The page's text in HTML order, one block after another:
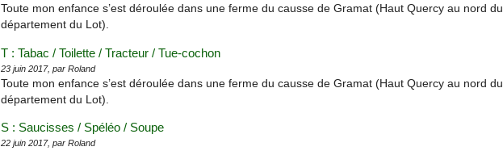
Toute mon enfance s’est déroulée dans une ferme du causse de Gramat (Haut Quercy au nord du
département du Lot).
T : Tabac / Toilette / Tracteur / Tue-cochon
23 juin 2017, par Roland
Toute mon enfance s’est déroulée dans une ferme du causse de Gramat (Haut Quercy au nord du
département du Lot).
S : Saucisses / Spéléo / Soupe
22 juin 2017, par Roland